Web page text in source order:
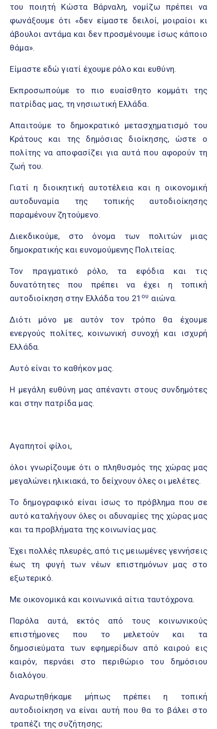
του ποιητή Κώστα Βάρναλη, νομίζω πρέπει να
φωνάξουμε ότι «δεν είμαστε δειλοί, μοιραίοι κι
άβουλοι αντάμα και δεν προσμένουμε ίσως κάποιο
θάμα».
Είμαστε εδώ γιατί έχουμε ρόλο και ευθύνη.
Εκπροσωπούμε το πιο ευαίσθητο κομμάτι της
πατρίδας μας, τη νησιωτική Ελλάδα.
Απαιτούμε το δημοκρατικό μετασχηματισμό του
Κράτους και της δημόσιας διοίκησης, ώστε ο
πολίτης να αποφασίζει για αυτά που αφορούν τη
ζωή του.
Γιατί η διοικητική αυτοτέλεια και η οικονομική
αυτοδυναμία της τοπικής αυτοδιοίκησης
παραμένουν ζητούμενο.
Διεκδικούμε, στο όνομα των πολιτών μιας
δημοκρατικής και ευνομούμενης Πολιτείας.
Τον πραγματικό ρόλο, τα εφόδια και τις
δυνατότητες που πρέπει να έχει η τοπική
αυτοδιοίκηση στην Ελλάδα του 21ου αιώνα.
Διότι μόνο με αυτόν τον τρόπο θα έχουμε
ενεργούς πολίτες, κοινωνική συνοχή και ισχυρή
Ελλάδα.
Αυτό είναι το καθήκον μας.
Η μεγάλη ευθύνη μας απέναντι στους συνδημότες
και στην πατρίδα μας.
Αγαπητοί φίλοι,
όλοι γνωρίζουμε ότι ο πληθυσμός της χώρας μας
μεγαλώνει ηλικιακά, το δείχνουν όλες οι μελέτες.
Το δημογραφικό είναι ίσως το πρόβλημα που σε
αυτό καταλήγουν όλες οι αδυναμίες της χώρας μας
και τα προβλήματα της κοινωνίας μας.
Έχει πολλές πλευρές, από τις μειωμένες γεννήσεις
έως τη φυγή των νέων επιστημόνων μας στο
εξωτερικό.
Με οικονομικά και κοινωνικά αίτια ταυτόχρονα.
Παρόλα αυτά, εκτός από τους κοινωνικούς
επιστήμονες που το μελετούν και τα
δημοσιεύματα των εφημερίδων από καιρού εις
καιρόν, περνάει στο περιθώριο του δημόσιου
διαλόγου.
Αναρωτηθήκαμε μήπως πρέπει η τοπική
αυτοδιοίκηση να είναι αυτή που θα το βάλει στο
τραπέζι της συζήτησης;